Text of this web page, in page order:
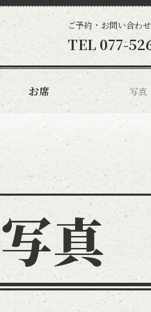
ご予約・お問い合わ
TEL077-
お席 写真
写真